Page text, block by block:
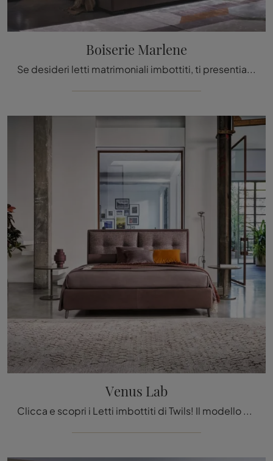
Boiserie Marlene
Se desideri letti matrimoniali imbottiti, ti presentiamo il modello Boiserie Marlene in pelle per completare la zona notte.
Venus Lab
Clicca e scopri i Letti imbottiti di Twils! Il modello Venus Lab in tessuto ti aspetta nelle versioni matrimoniali.